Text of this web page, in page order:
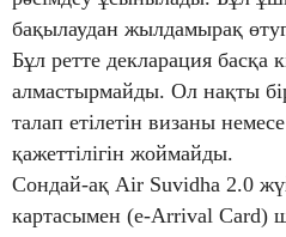
бақылаудан жылдамырақ
Бұл ретте декларация басқа
алмастырмайды. Ол нақты
талап етілетін визаны
қажеттілігін жоймайды.
Сондай-ақ Air Suvidha 2.0
картасымен (e-Arrival Card)